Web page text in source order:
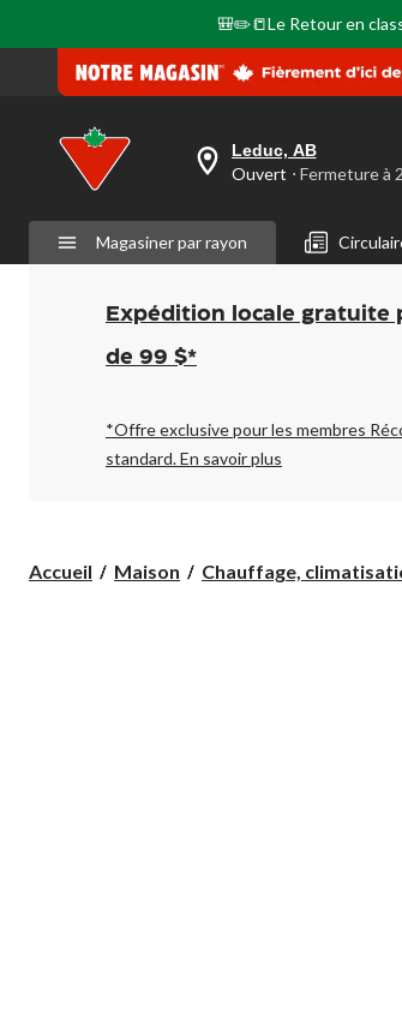
🎒✏️📒Le Retour en
votre
est
Leduc,
AB,
Ouvert,
Fermeture
à
pour
changer
Leduc, AB
Ouvert ⋅
Magasiner par rayon
Expédition locale gratuite
de 99 $*
*Offre exclusive pour les membres
standard.En savoir plus
Accueil Maison Chauffage,